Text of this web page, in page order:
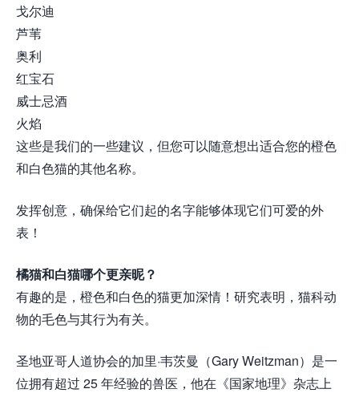
戈尔迪
芦苇
奥利
红宝石
威士忌酒
火焰
这些是我们的一些建议，但您可以随意想出适合您的橙色
和白色猫的其他名称。
发挥创意，确保给它们起的名字能够体现它们可爱的外
表！
橘猫和白猫哪个更亲昵？
有趣的是，橙色和白色的猫更加深情！研究表明，猫科动
物的毛色与其行为有关。
圣地亚哥人道协会的加里·韦茨曼（Gary Weitzman）是一
位拥有超过 25 年经验的兽医，他在《国家地理》杂志上